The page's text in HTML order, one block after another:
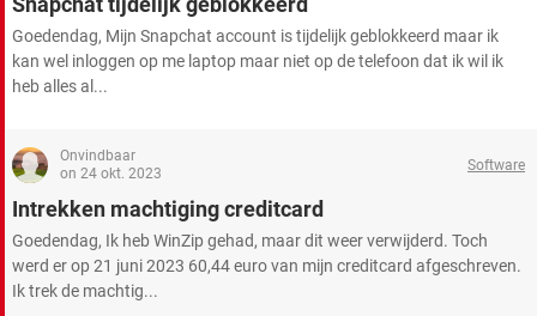
TIKTOK
Goedendag, Mijn Snapchat account is tijdelijk geblokkeerd maar ik
kan wel inloggen op me laptop maar niet op de telefoon dat ik wil ik
heb alles al...
Onvindbaar
on 24 okt. 2023
Software
Intrekken machtiging creditcard
Goedendag, Ik heb WinZip gehad, maar dit weer verwijderd. Toch
werd er op 21 juni 2023 60,44 euro van mijn creditcard afgeschreven.
Ik trek de machtig...